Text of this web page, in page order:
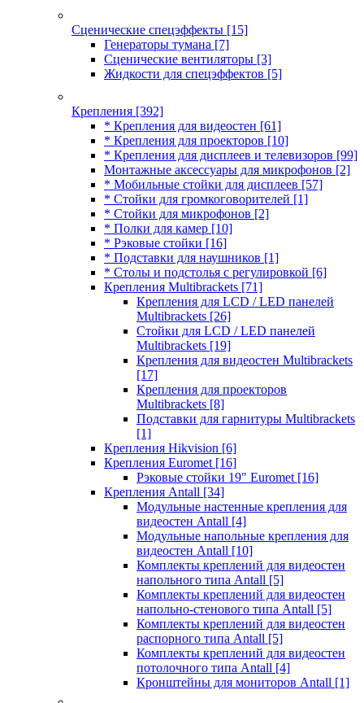
Сценические спецэффекты [15]
Генераторы тумана [7]
Сценические вентиляторы [3]
Жидкости для спецэффектов [5]
Крепления [392]
* Крепления для видеостен [61]
* Крепления для проекторов [10]
* Крепления для дисплеев и телевизоров [99]
Монтажные аксессуары для микрофонов [2]
* Мобильные стойки для дисплеев [57]
* Стойки для громкоговорителей [1]
* Стойки для микрофонов [2]
* Полки для камер [10]
* Рэковые стойки [16]
* Подставки для наушников [1]
* Столы и подстолья с регулировкой [6]
Крепления Multibrackets [71]
Крепления для LCD / LED панелей
Multibrackets [26]
Стойки для LCD / LED панелей
Multibrackets [19]
Крепления для видеостен Multibrackets
[17]
Крепления для проекторов
Multibrackets [8]
Подставки для гарнитуры Multibrackets
[1]
Крепления Hikvision [6]
Крепления Euromet [16]
Рэковые стойки 19" Euromet [16]
Крепления Antall [34]
Модульные настенные крепления для
видеостен Antall [4]
Модульные напольные крепления для
видеостен Antall [10]
Комплекты креплений для видеостен
напольного типа Antall [5]
Комплекты креплений для видеостен
напольно-стенового типа Antall [5]
Комплекты креплений для видеостен
распорного типа Antall [5]
Комплекты креплений для видеостен
потолочного типа Antall [4]
Кронштейны для мониторов Antall [1]